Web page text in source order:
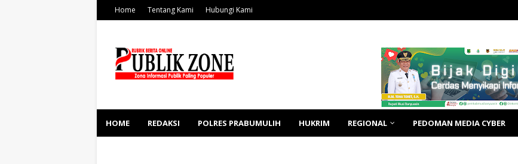
Home Tentang Kami Hubungi Kami
HOME REDAKSI POLRES PRABUMULIH HUKRIM REGIONAL PEDOMAN MEDIA CYBER